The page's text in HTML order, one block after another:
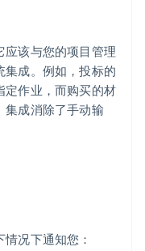
应该与您的项目管理
集成。例如，投标的
定作业，而购买的材
集成消除了手动输
况下通知您：